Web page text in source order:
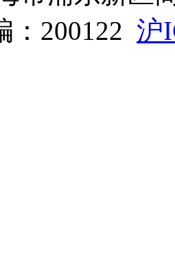
200122 沪